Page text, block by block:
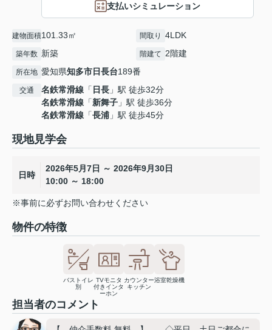
支払いシミュレーション
建物面積101.33㎡ 間取り 4LDK
築年数 新築 階建て 2階建
所在地 愛知県知多市日長台189番
交通 名鉄常滑線 「 日長 」駅 徒歩32分
名鉄常滑線 「新舞子 」駅 徒歩36分
名鉄常滑線 「長浦 」駅 徒歩45分
現地見学会
日時
2026年5月7日 ～ 2026年9月30日
10:00 ～ 18:00
※事前に必ずお問い合わせください
物件の特徴
バストイレ
別
TVモニタ
付きインタ
ーホン
カウンター
キッチン
浴室乾燥機
担当者のコメント